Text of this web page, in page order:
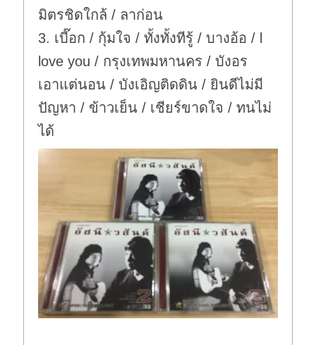
มิตรชิดใกล้ / ลาก่อน
3. เบี๊อก / กุ้มใจ / ทั้งทั้งทีรู้ / บางอ้อ / l
love you / กรุงเทพมหานคร / บังอร
เอาแต่นอน / บังเอิญติดดิน / ยินดีไม่มี
ปัญหา / ข้าวเย็น / เชียร์ขาดใจ / ทนไม่
ได้